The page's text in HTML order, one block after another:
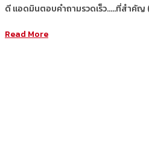
ดี แอดมินตอบคำถามรวดเร็ว…..ที่สำคั
Read More